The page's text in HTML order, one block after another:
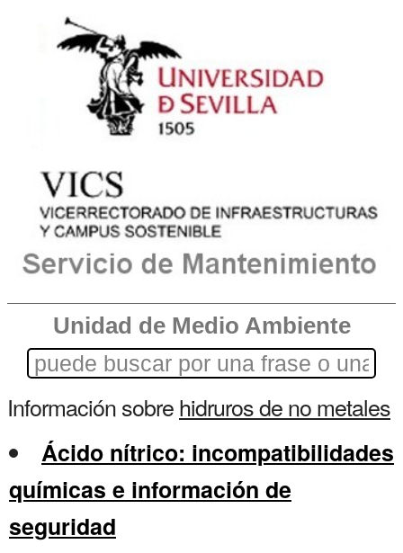
Unidad de Medio Ambiente
Información sobrehidruros de no metales
Ácido nítrico: incompatibilidades
químicas e información de
seguridad